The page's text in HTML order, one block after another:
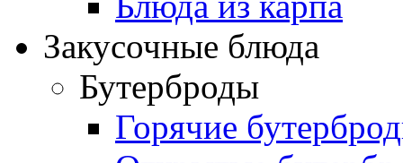
Закусочные блюда
Бутерброды
Горячие